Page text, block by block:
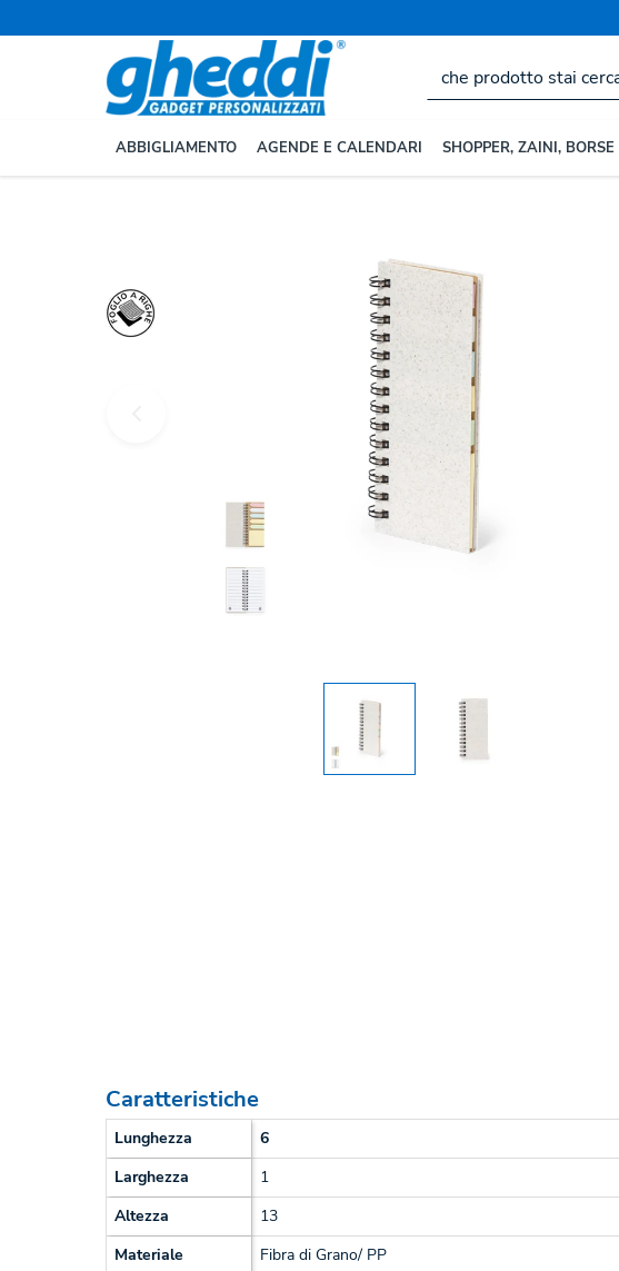
ABBIGLIAMENTO AGENDE E CALENDARI SHOPPER, ZAINI, BORSE
Caratteristiche
Lunghezza
6
Larghezza
1
Altezza
13
Materiale
Fibra di Grano/ PP